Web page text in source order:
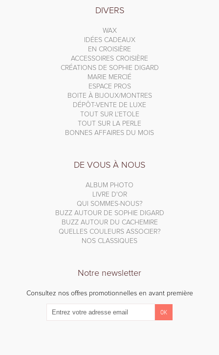
DIVERS
WAX
IDÉES CADEAUX
EN CROISIÈRE
ACCESSOIRES CROISIÈRE
CRÉATIONS DE SOPHIE DIGARD
MARIE MERCIÉ
ESPACE PROS
BOITE À BIJOUX/MONTRES
DÉPÔT-VENTE DE LUXE
TOUT SUR L'ETOLE
TOUT SUR LA PERLE
BONNES AFFAIRES DU MOIS
DE VOUS À NOUS
ALBUM PHOTO
LIVRE D'OR
QUI SOMMES-NOUS?
BUZZ AUTOUR DE SOPHIE DIGARD
BUZZ AUTOUR DU CACHEMIRE
QUELLES COULEURS ASSOCIER?
NOS CLASSIQUES
Notre newsletter
Consultez nos offres promotionnelles en avant première